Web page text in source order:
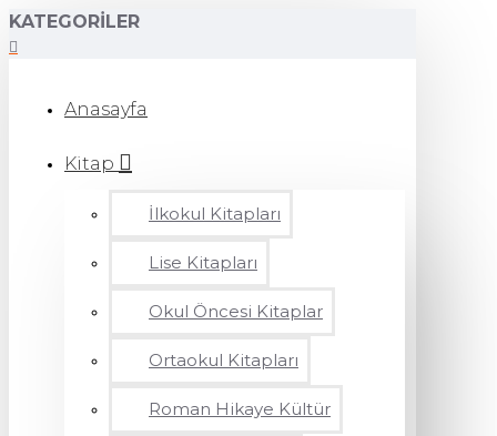
KATEGORILER
Anasayfa
Kitap
İlkokul Kitapları
Lise Kitapları
Okul Öncesi Kitaplar
Ortaokul Kitapları
Roman Hikaye Kültür